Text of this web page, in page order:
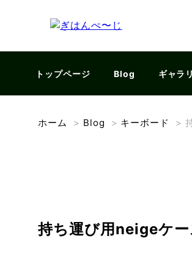
トップページ Blog ギャラ
ホーム > Blog > キーボード >
持ち運び用neigeケー